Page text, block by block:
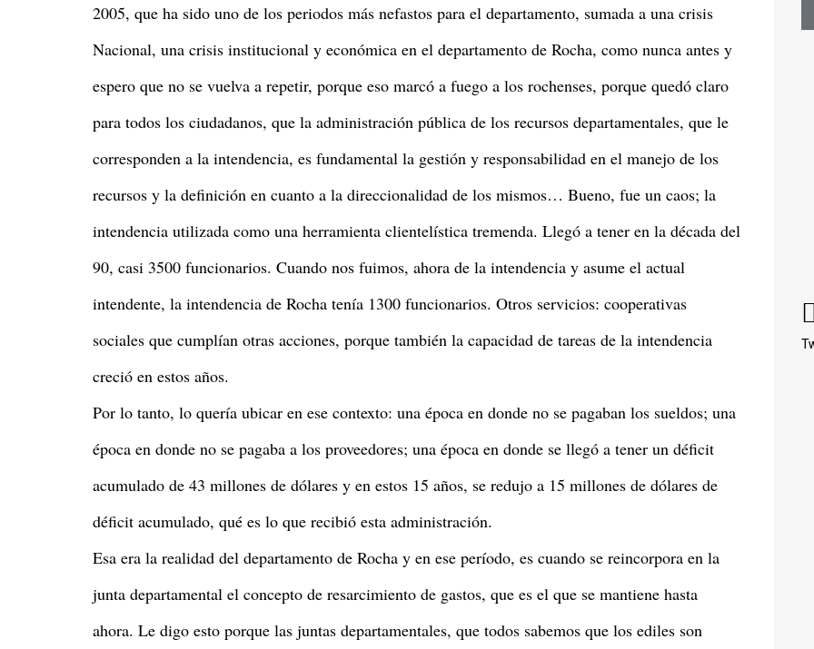
2005, que ha sido uno de los periodos más nefastos para el departamento, sumada a una crisis
Nacional, una crisis institucional y económica en el departamento de Rocha, como nunca antes y
espero que no se vuelva a repetir, porque eso marcó a fuego a los rochenses, porque quedó claro
para todos los ciudadanos, que la administración pública de los recursos departamentales, que le
corresponden a la intendencia, es fundamental la gestión y responsabilidad en el manejo de los
recursos y la definición en cuanto a la direccionalidad de los mismos… Bueno, fue un caos; la
intendencia utilizada como una herramienta clientelística tremenda. Llegó a tener en la década del
90, casi 3500 funcionarios. Cuando nos fuimos, ahora de la intendencia y asume el actual
intendente, la intendencia de Rocha tenía 1300 funcionarios. Otros servicios: cooperativas
sociales que cumplían otras acciones, porque también la capacidad de tareas de la intendencia
creció en estos años.
Por lo tanto, lo quería ubicar en ese contexto: una época en donde no se pagaban los sueldos; una
época en donde no se pagaba a los proveedores; una época en donde se llegó a tener un déficit
acumulado de 43 millones de dólares y en estos 15 años, se redujo a 15 millones de dólares de
déficit acumulado, qué es lo que recibió esta administración.
Esa era la realidad del departamento de Rocha y en ese período, es cuando se reincorpora en la
junta departamental el concepto de resarcimiento de gastos, que es el que se mantiene hasta
ahora. Le digo esto porque las juntas departamentales, que todos sabemos que los ediles son